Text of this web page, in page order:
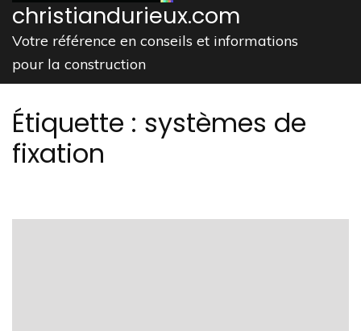
christiandurieux.com
Votre référence en conseils et informations
pour la construction
Étiquette : systèmes de
fixation